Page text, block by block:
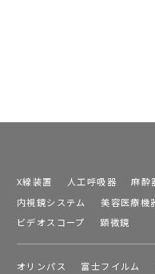
X線装置 人工呼吸器 麻酔
内視鏡システム
美容医療機
ビデオスコープ
顕微鏡
オリンパス 富士フイルム